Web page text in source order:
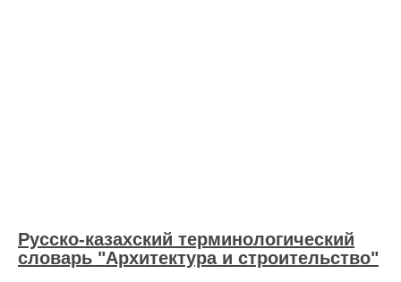
Русско-казахский терминологический
словарь "Архитектура и строительство"